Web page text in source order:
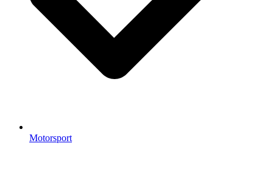
Motorsport